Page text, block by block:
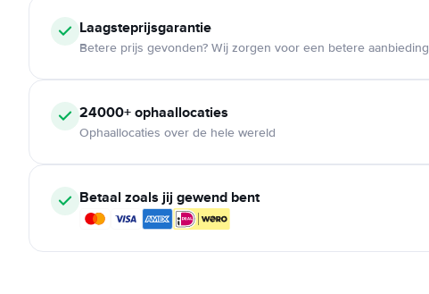
Laagsteprijsgarantie
Betere prijs gevonden? Wij zorgen voor een betere aanbieding
24000+ophaallocaties
Ophaallocaties over de hele wereld
Betaal zoals jij gewend bent